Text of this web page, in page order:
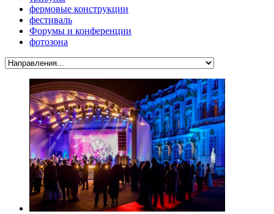
фермовые конструкции
фестиваль
Форумы и конференции
фотозона